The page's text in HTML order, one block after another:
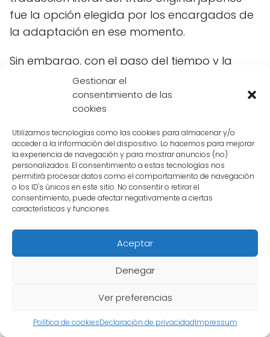
Gestionar el
consentimiento de las
cookies
Utilizamos tecnologías como las cookies para almacenar y/o
acceder a la información del dispositivo. Lo hacemos para mejorar
la experiencia de navegación y para mostrar anuncios (no)
personalizados. El consentimiento a estas tecnologías nos
permitirá procesar datos como el comportamiento de navegación
o los ID's únicos en este sitio. No consentir o retirar el
consentimiento, puede afectar negativamente a ciertas
características y funciones.
Aceptar
Denegar
Ver preferencias
Política de cookiesDeclaración de privacidadImpressum
fue la opción elegida por los encargados de
la adaptación en ese momento.
Sin embargo, con el paso del tiempo y la
popularidad creciente de la serie, algunos
fanáticos comenzaron a argumentar que el
título español no reflejaba adecuadamente
el espíritu y la esencia de la historia. Surgieron
propuestas alternativas, como "Dragón Bola"
o "Bola de Dragón Z", que buscaban una
traducción más fiel al título original y a la vez
sonar más dinámico y atractivo.
la denominación original de "
argumentando que es un nombre icónico y
reconocible para los seguidores españoles
de la serie. Para ellos, cambiar el nombre
tradición establecida desde los inicios.